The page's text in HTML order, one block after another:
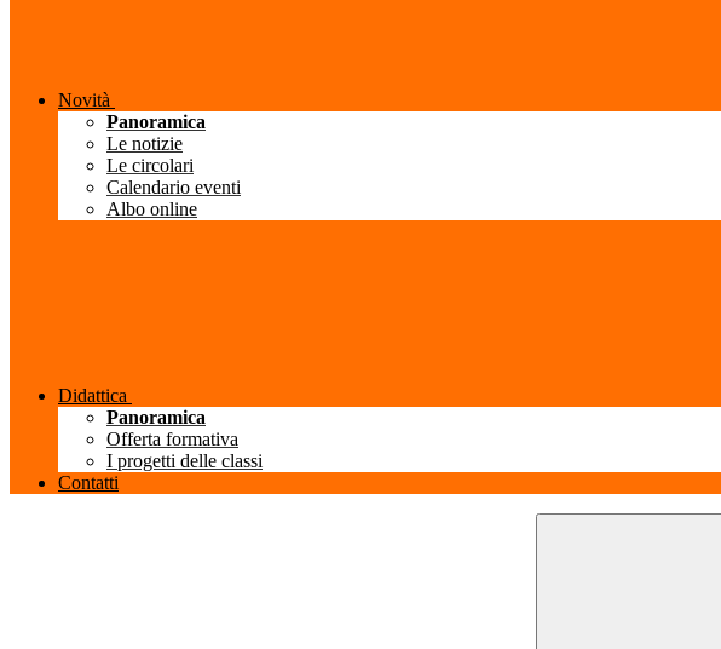
Novità
Panoramica
Le notizie
Le circolari
Calendario eventi
Albo online
Didattica
Panoramica
Offerta formativa
I progetti delle classi
Contatti